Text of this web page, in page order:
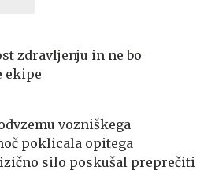
zdravljenju in ne bo
ekipe
vozniškega
poklicala opitega
silo poskušal preprečiti